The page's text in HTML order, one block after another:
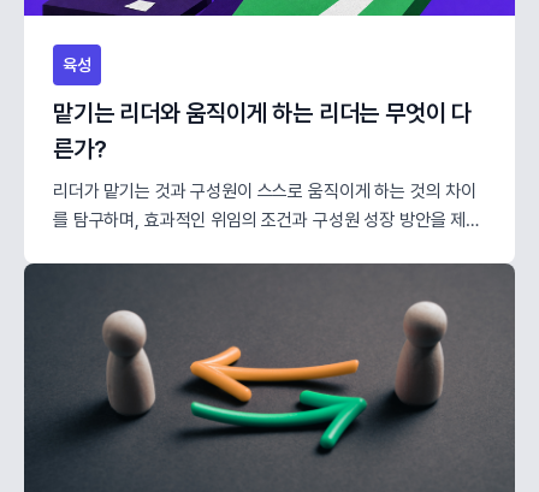
육성
맡기는 리더와 움직이게 하는 리더는 무엇이 다
른가?
리더가 맡기는 것과 구성원이 스스로 움직이게 하는 것의 차이
를 탐구하며, 효과적인 위임의 조건과 구성원 성장 방안을 제시